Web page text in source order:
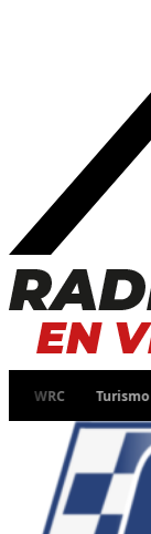
Turismo Nacional